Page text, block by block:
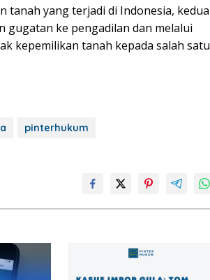
tanah yang terjadi di Indonesia, kedua
gugatan ke pengadilan dan melalui
kepemilikan tanah kepada salah satu
pinterhukum